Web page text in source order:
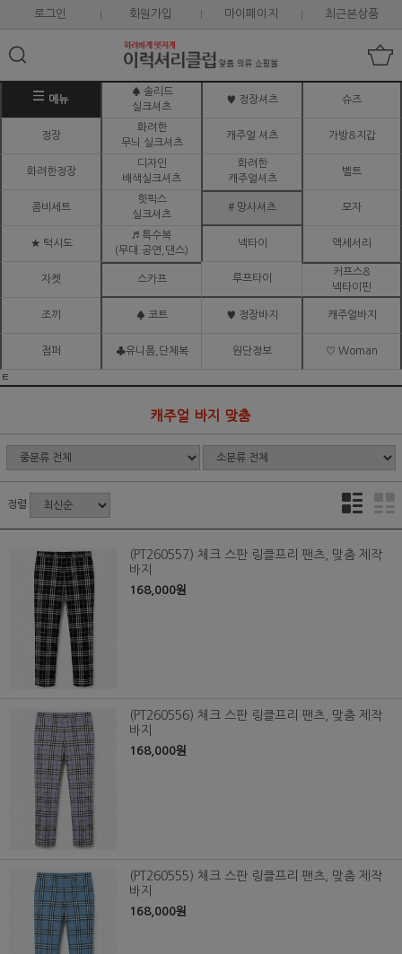
로그인 회원가입 마이페이지 최근본상품
메뉴
♠ 솔리드
실크셔츠
♥ 정장셔츠 슈즈
정장
화려한
무늬 실크셔츠
캐주얼 셔츠 가방&지갑
화려한정장
디자인
배색실크셔츠
화려한
캐주얼셔츠
벨트
콤비세트
핫픽스
실크셔츠
# 망사셔츠 모자
★ 턱시도
♬ 특수복
(무대.공연,댄스)
넥타이 액세서리
자켓 스카프 루프타이
커프스&
넥타이핀
조끼 ♠ 코트 ♥ 정장바지 캐주얼바지
점퍼 ♣유니폼,단체복 원단정보 ♡ Woman
ㅌ
캐주얼 바지 맞춤
정렬
(PT260557) 체크 스판 링클프리 팬츠, 맞춤 제작
바지
168,000원
(PT260556) 체크 스판 링클프리 팬츠, 맞춤 제작
바지
168,000원
(PT260555) 체크 스판 링클프리 팬츠, 맞춤 제작
바지
168,000원